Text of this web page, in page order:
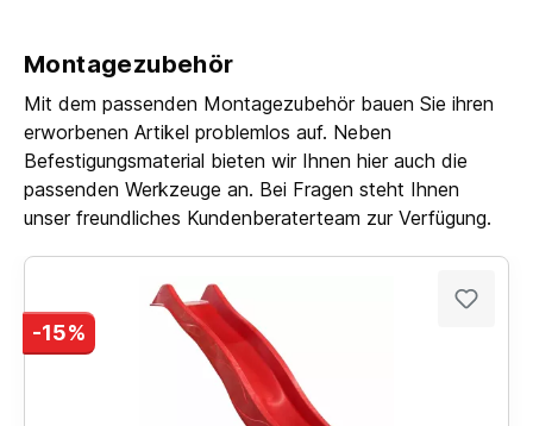
Montagezubehör
Mit dem passenden Montagezubehör bauen Sie ihren
erworbenen Artikel problemlos auf. Neben
Befestigungsmaterial bieten wir Ihnen hier auch die
passenden Werkzeuge an. Bei Fragen steht Ihnen
unser freundliches Kundenberaterteam zur Verfügung.
-15%